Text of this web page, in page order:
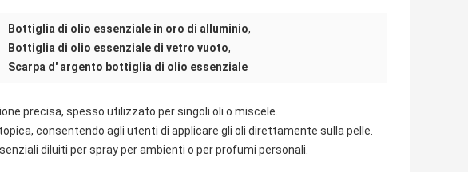
Bottiglia di olio essenziale in oro di alluminio,
Bottiglia di olio essenziale di vetro vuoto,
Scarpa d' argento bottiglia di olio essenziale
precisa, spesso utilizzato per singoli oli o miscele.
consentendo agli utenti di applicare gli oli direttamente sulla pelle.
diluiti per spray per ambienti o per profumi personali.